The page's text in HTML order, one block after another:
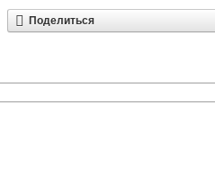
Поделиться